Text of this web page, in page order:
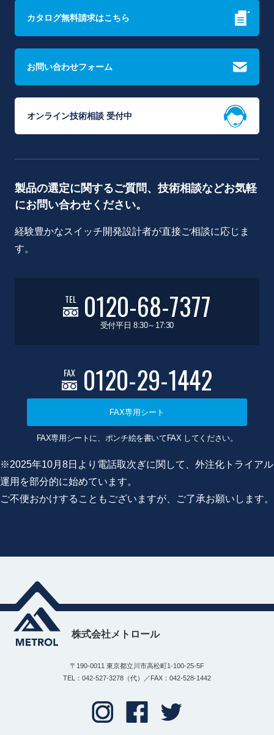
カタログ無料請求はこちら
お問い合わせフォーム
オンライン技術相談 受付中
製品の選定に関するご質問、技術相談などお気軽
にお問い合わせください。
経験豊かなスイッチ開発設計者が直接ご相談に応じま
す。
TEL 0120-68-7377
受付平日 8:30～17:30
FAX 0120-29-1442
FAX専用シート
FAX専用シートに、ポンチ絵を書いてFAX してください。
※2025年10月8日より電話取次ぎに関して、外注化トライアル
運用を部分的に始めています。
ご不便おかけすることもございますが、ご了承お願いします。
株式会社メトロール
〒190-0011 東京都立川市高松町1-100-25-5F
TEL：042-527-3278（代）／FAX：042-528-1442